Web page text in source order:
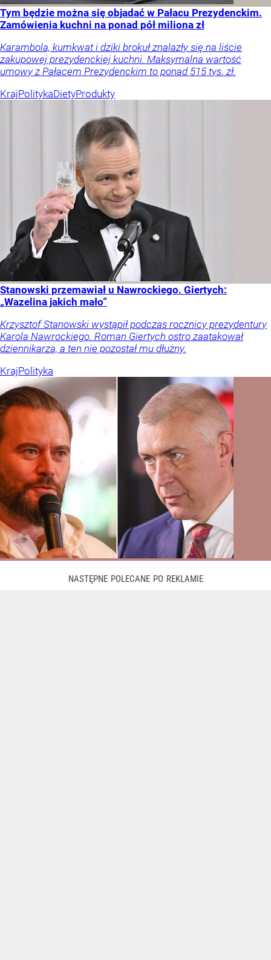
Tym będzie można się objadać w Pałacu Prezydenckim.
Zamówienia kuchni na ponad pół miliona zł
Karambola, kumkwat i dziki brokuł znalazły się na liście
zakupowej prezydenckiej kuchni. Maksymalna wartość
umowy z Pałacem Prezydenckim to ponad 515 tys. zł.
KrajPolitykaDietyProdukty
Stanowski przemawiał u Nawrockiego. Giertych:
„Wazelina jakich mało”
Krzysztof Stanowski wystąpił podczas rocznicy prezydentury
Karola Nawrockiego. Roman Giertych ostro zaatakował
dziennikarza, a ten nie pozostał mu dłużny.
KrajPolityka